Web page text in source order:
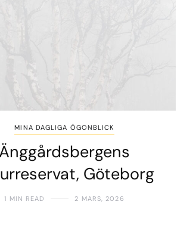
MINA DAGLIGA ÖGONBLICK
Änggårdsbergens
Göteborg
1 MIN READ 2 MARS, 2026